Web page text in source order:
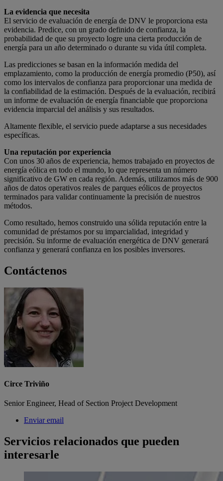
La evidencia que necesita
El servicio de evaluación de energía de DNV le proporciona esta
evidencia. Predice, con un grado definido de confianza, la
probabilidad de que su proyecto logre una cierta producción de
energía para un año determinado o durante su vida útil completa.
Las predicciones se basan en la información medida del
emplazamiento, como la producción de energía promedio (P50), así
como los intervalos de confianza para proporcionar una medida de
la confiabilidad de la estimación. Después de la evaluación, recibirá
un informe de evaluación de energía financiable que proporciona
evidencia imparcial del análisis y sus resultados.
Altamente flexible, el servicio puede adaptarse a sus necesidades
específicas.
Una reputación por experiencia
Con unos 30 años de experiencia, hemos trabajado en proyectos de
energía eólica en todo el mundo, lo que representa un número
significativo de GW en cada región. Además, utilizamos más de 900
años de datos operativos reales de parques eólicos de proyectos
terminados para validar continuamente la precisión de nuestros
métodos.
Como resultado, hemos construido una sólida reputación entre la
comunidad de préstamos por su imparcialidad, integridad y
precisión. Su informe de evaluación energética de DNV generará
confianza y generará confianza en los posibles inversores.
Contáctenos
Circe Triviño
Senior Engineer, Head of Section Project Development
Enviar email
Servicios relacionados que pueden
interesarle